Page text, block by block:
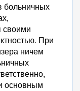
больничных
своими
При
ничем
основным